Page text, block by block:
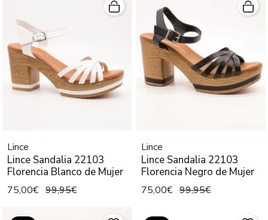
Lince
Lince Sandalia 22103
Florencia Blanco de Mujer
75,00€ 99,95€
Lince
Lince Sandalia 22103
Florencia Negro de Mujer
75,00€ 99,95€